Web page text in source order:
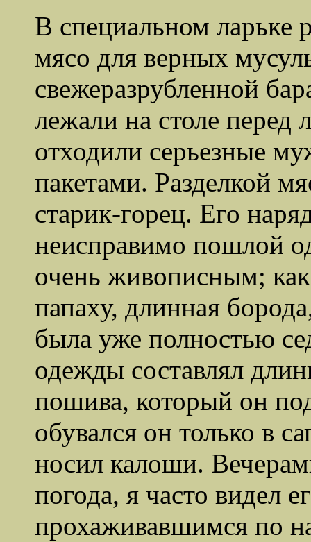
В специальном ларьке
мясо для верных
свежеразрубленной
лежали на столе перед
отходили серьезные
пакетами. Разделкой
старик-горец. Его
неисправимо пошлой
очень живописным;
папаху, длинная
была уже полностью
одежды составлял
пошива, который он
обувался он только в
носил калоши.
погода, я часто видел
прохаживавшимся по